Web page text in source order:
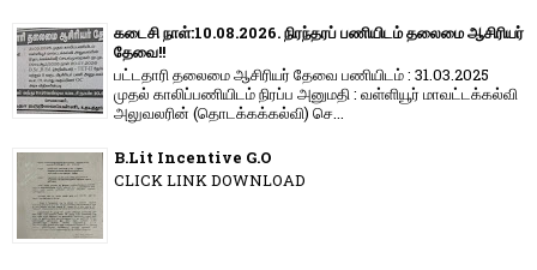
கடைசி நாள்:10.08.2026. நிரந்தரப் பணியிடம் தலைமை ஆசிரியர்
தேவை!!
பட்டதாரி தலைமை ஆசிரியர் தேவை பணியிடம் : 31.03.2025
முதல் காலிப்பணியிடம் நிரப்ப அனுமதி : வள்ளியூர் மாவட்டக்கல்வி
அலுவலரின் (தொடக்கக்கல்வி) செ...
B.Lit Incentive G.O
CLICK LINK DOWNLOAD